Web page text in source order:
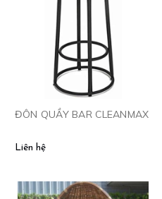
ĐÔN QUẦY BAR CLEANMAX
Liên hệ